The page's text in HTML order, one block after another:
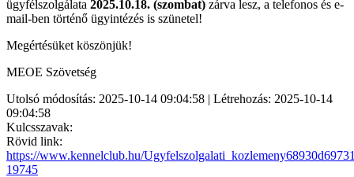
ügyfélszolgálata 2025.10.18. (szombat) zárva lesz, a telefonos és e-
mail-ben történő ügyintézés is szünetel!
Megértésüket köszönjük!
MEOE Szövetség
Utolsó módosítás: 2025-10-14 09:04:58 | Létrehozás: 2025-10-14
09:04:58
Kulcsszavak:
Rövid link:
https://www.kennelclub.hu/
19745